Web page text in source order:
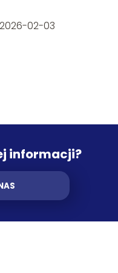
2026-02-03
informacji?